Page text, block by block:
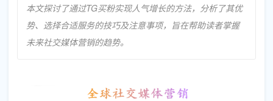
本文探讨了通过TG买粉实现人气增长的方法，分析了其优
势、选择合适服务的技巧及注意事项，旨在帮助读者掌握
未来社交媒体营销的趋势。